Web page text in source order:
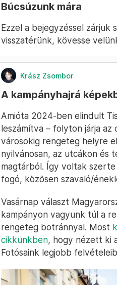
Búcsúzunk mára
Ezzel a bejegyzéssel zárjuk
visszatérünk, kövesse
Krász Zsombor
A kampányhajrá
Amióta 2024-ben elindult
leszámítva – folyton járja
városokig rengeteg helyre
nyilvánosan, az utcákon és
magtárból. Így voltak
fogó, közösen szavaló/
Vasárnap választ
kampányon vagyunk túl a
rengeteg botránnyal. Most
cikkünkben, hogy nézett ki
Fotósaink legjobb